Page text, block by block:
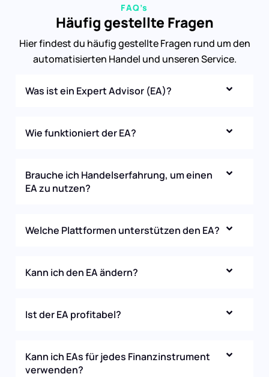
FAQ’s
Häufig gestellte Fragen
Hier findest du häufig gestellte Fragen rund um den
automatisierten Handel und unseren Service.
Was ist ein Expert Advisor (EA)?
Wie funktioniert der EA?
Brauche ich Handelserfahrung, um einen
EA zu nutzen?
Welche Plattformen unterstützen den EA?
Kann ich den EA ändern?
Ist der EA profitabel?
Kann ich EAs für jedes Finanzinstrument
verwenden?